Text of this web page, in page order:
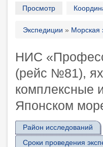
Primary
Просмотр
Строка
Экспедиции Морская
НИС
(рейс №81),
комплексные
Японском
Район исследований
Сроки проведения